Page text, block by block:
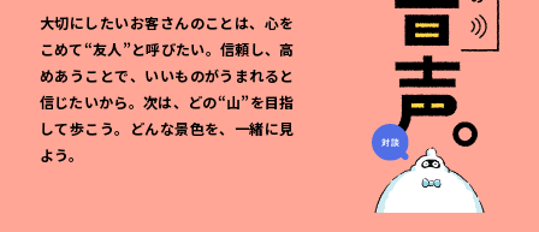
大切にしたいお客さんのことは、心を
こめて“友人”と呼びたい。信頼し、高
めあうことで、いいものがうまれると
信じたいから。次は、どの“山”を目指
して歩こう。どんな景色を、一緒に見
よう。